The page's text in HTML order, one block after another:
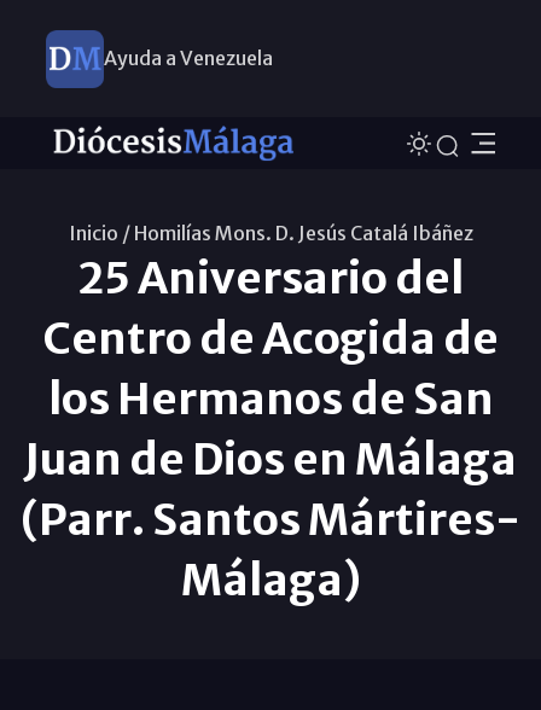
Ayuda a Venezuela
Inicio / Homilías Mons. D. Jesús Catalá Ibáñez
25 Aniversario del
Centro de Acogida de
los Hermanos de San
Juan de Dios en Málaga
(Parr. Santos Mártires-
Málaga)